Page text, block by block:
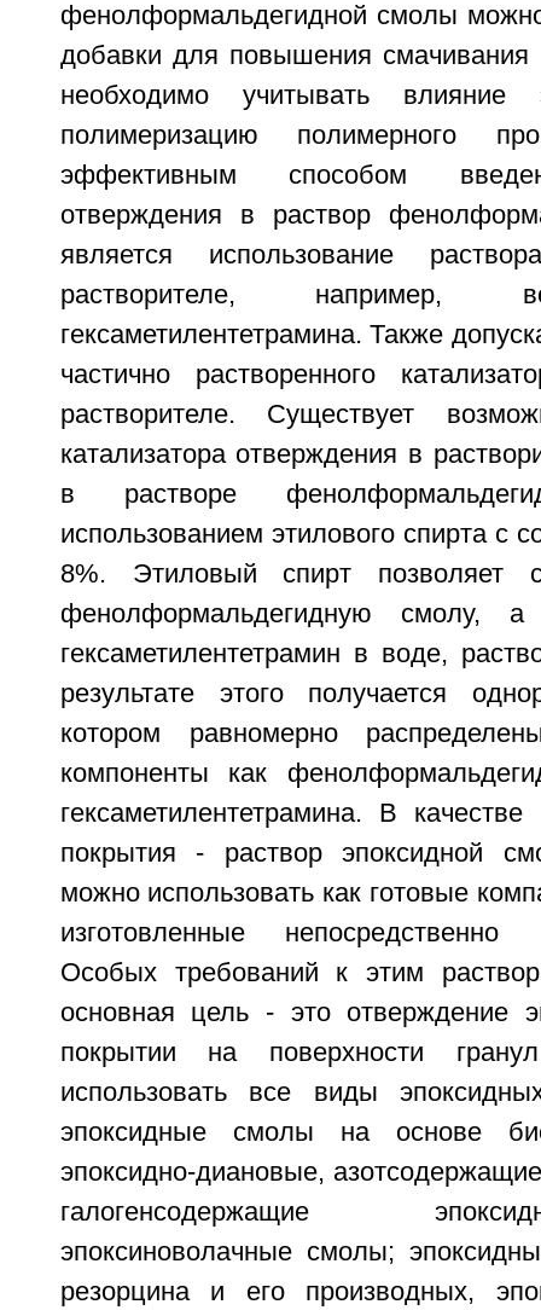
фенолформальдегидной смолы
добавки для повышения смачивания
необходимо учитывать
полимеризацию полимерного
эффективным способом
отверждения в раствор
является использование
растворителе, например,
гексаметилентетрамина. Также
частично растворенного
растворителе. Существует
катализатора отверждения в
в растворе
использованием этилового спирта с
8%. Этиловый спирт позволяет
фенолформальдегидную смолу, а
гексаметилентетрамин в воде,
результате этого получается
котором равномерно
компоненты как
гексаметилентетрамина. В качестве
покрытия - раствор эпоксидной
можно использовать как готовые
изготовленные
Особых требований к этим
основная цель - это отверждение
покрытии на поверхности
использовать все виды
эпоксидные смолы на основе
эпоксидно-диановые,
галогенсодержащие
эпоксиноволачные смолы;
резорцина и его производных,